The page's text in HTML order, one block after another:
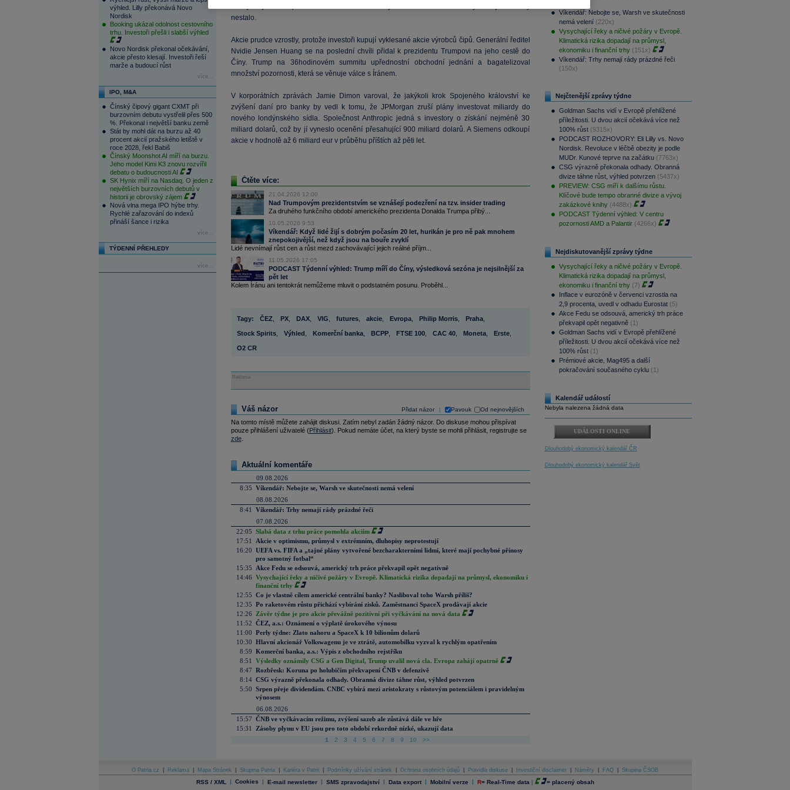
výhled. Lilly překonává Novo
Nordisk
Booking ukázal odolnost cestovního
trhu. Investoři přešli i slabší výhled
Novo Nordisk překonal očekávání,
akcie přesto klesají. Investoři řeší
marže a budoucí růst
více...
IPO, M&A
Čínský čipový gigant CXMT při
burzovním debutu vystřelil přes 500
%. Překonal i největší banku země
Stát by mohl dát na burzu až 40
procent akcií pražského letiště v
roce 2028, řekl Babiš
Čínský Moonshot AI míří na burzu.
Jeho model Kimi K3 znovu rozvířil
debatu o budoucnosti AI
SK Hynix míří na Nasdaq. O jeden z
největších burzovních debutů v
historii je obrovský zájem
Nová vlna mega IPO hýbe trhy.
Rychlé zařazování do indexů
přináší šance i rizika
více...
TÝDENNÍ PŘEHLEDY
více...
nestalo.
Akcie prudce vzrostly, protože investoři kupují vyklesané akcie výrobců čipů. Generální ředitel
Nvidie Jensen Huang se na poslední chvíli přidal k prezidentu Trumpovi na jeho cestě do
Číny. Trump na 36hodinovém summitu upřednostní obchodní jednání a bagatelizoval
množství pozornosti, která se věnuje válce s Íránem.
V korporátních zprávách Jamie Dimon varoval, že jakýkoli krok Spojeného království ke
zvýšení daní pro banky by vedl k tomu, že JPMorgan zruší plány investovat miliardy do
nového londýnského sídla. Společnost Anthropic jedná s investory o získání nejméně 30
miliard dolarů, což by jí vyneslo ocenění přesahující 900 miliard dolarů. A Siemens odkoupí
akcie v hodnotě až 6 miliard eur v průběhu příštích až pěti let.
Čtěte více:
21.04.2026 12:00
Nad Trumpovým prezidentstvím se vznášejí podezření na tzv. insider trading
Za druhého funkčního období amerického prezidenta Donalda Trumpa přibý...
10.05.2026 9:53
Víkendář: Když lidé žijí s dobrým počasím 20 let, hurikán je pro ně pak mnohem
znepokojivější, než když jsou na bouře zvyklí
Lidé nevnímají růst cen a růst mezd zachovávající jejich reálné příjm...
11.05.2026 17:05
PODCAST Týdenní výhled: Trump míří do Číny, výsledková sezóna je nejsilnější za
pět let
Kolem Íránu ani tentokrát nemůžeme mluvit o podstatném posunu. Proběhl...
Tagy: ČEZ PX, DAX, VIG futures, akcie, Evropa, Philip Morris, Praha,
Stock Spirits, Výhled Komerční banka, BCPP, FTSE 100, CAC 40, Moneta, Erste,
O2 CR
Reklama
Přidat názor Pavouk Od nejnovějších
Váš názor
Na tomto místě můžete zahájit diskusi. Zatím nebyl zadán žádný názor. Do diskuse mohou přispívat
pouze přihlášení uživatelé (Přihlásit). Pokud nemáte účet, na který byste se mohli přihlásit, registrujte se
zde.
Aktuální komentáře
09.08.2026
8:35 Víkendář: Nebojte se, Warsh ve skutečnosti nemá velení
08.08.2026
8:41
Víkendář: Trhy nemají rády prázdné řeči
07.08.2026
22:05 Slabá data z trhu práce pomohla akciím
17:51
Akcie v optimismu, průmysl v extrémním, dluhopisy neprotestují
16:20 UEFA vs. FIFA a „tajné plány vytvořené bezcharakterními lidmi, které mají pochybné přínosy
pro samotný fotbal“
15:35
Akce Fedu se odsouvá, americký trh práce překvapil opět negativně
14:46 Vysychající řeky a ničivé požáry v Evropě. Klimatická rizika dopadají na průmysl, ekonomiku i
finanční trhy
12:55 Co je vlastně cílem americké centrální banky? Nasliboval toho Warsh příliš?
12:35 Po raketovém růstu přichází vybírání zisků. Zaměstnanci SpaceX prodávají akcie
12:26
Závěr týdne je pro akcie převážně pozitivní při vyčkávání na nová data
11:52 ČEZ, a.s.: Oznámení o výplatě úrokového výnosu
11:00 Perly týdne: Zlato nahoru a SpaceX k 10 bilionům dolarů
10:30 Hlavní akcionář Volkswagenu je ve ztrátě, automobilku vyzval k rychlým opatřením
8:59 Komerční banka, a.s.: Výpis z obchodního rejstříku
8:51
Výsledky oznámily CSG a Gen Digital, Trump uvalil nová cla. Evropa zahájí opatrně
8:47 Rozbřesk: Koruna po holubičím překvapení ČNB v defenzivě
8:14 CSG výrazně překonala odhady. Obranná divize táhne růst, výhled potvrzen
5:50 Srpen přeje dividendám. CNBC vybírá mezi aristokraty s růstovým potenciálem i pravidelným
výnosem
06.08.2026
15:57 ČNB ve vyčkávacím režimu, zvýšení sazeb ale zůstává dále ve hře
15:31
Zásoby plynu v EU jsou pro toto období rekordně nízké, ukazují data
1 2 3 4 5 6 7 8 9 10 >>
Víkendář: Nebojte se, Warsh ve skutečnosti
nemá velení (220x)
Vysychající řeky a ničivé požáry v Evropě.
Klimatická rizika dopadají na průmysl,
ekonomiku i finanční trhy (151x)
Víkendář: Trhy nemají rády prázdné řeči
(150x)
Nejčtenější zprávy týdne
Goldman Sachs vidí v Evropě přehlížené
příležitosti. U dvou akcií očekává více než
100% růst (9315x)
PODCAST ROZHOVORY: Eli Lilly vs. Novo
Nordisk. Revoluce v léčbě obezity je podle
MUDr. Kunové teprve na začátku (7763x)
CSG výrazně překonala odhady. Obranná
divize táhne růst, výhled potvrzen (5437x)
PREVIEW: CSG míří k dalšímu růstu.
Klíčové bude tempo obranné divize a vývoj
zakázkové knihy (4488x)
PODCAST Týdenní výhled: V centru
pozornosti AMD a Palantir (4266x)
Nejdiskutovanější zprávy týdne
Vysychající řeky a ničivé požáry v Evropě.
Klimatická rizika dopadají na průmysl,
ekonomiku i finanční trhy (7)
Inflace v eurozóně v červenci vzrostla na
2,9 procenta, uvedl v odhadu Eurostat (5)
Akce Fedu se odsouvá, americký trh práce
překvapil opět negativně (1)
Goldman Sachs vidí v Evropě přehlížené
příležitosti. U dvou akcií očekává více než
100% růst (1)
Prémiové akcie, Mag495 a další
pokračování současného cyklu (1)
Kalendář událostí
Nebyla nalezena žádná data
UDÁLOSTI ONLINE
Dlouhodobý ekonomický kalendář ČR
Dlouhodobý ekonomický kalendář Svět
O Patria.cz Reklama Mapa Stránek Skupina Patria Kariéra v Patrii Podmínky užívání stránek Ochrana osobních údajů Pravidla diskuse Investiční disclaimer Náměty FAQ Skupina ČSOB
RSS / XML | Cookies | E-mail newsletter | SMS zpravodajství | Data export | Mobilní verze | R= Real-Time data | = placený obsah